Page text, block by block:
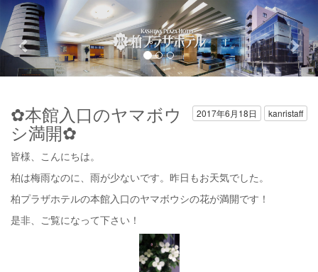
Previous
2017年6月18日 kanristaff
✿本館入口のヤマボウ
シ満開✿
皆様、こんにちは。
柏は梅雨なのに、雨が少ないです。昨日もお天気でした。
柏プラザホテルの本館入口のヤマボウシの花が満開です！
是非、ご覧になって下さい！